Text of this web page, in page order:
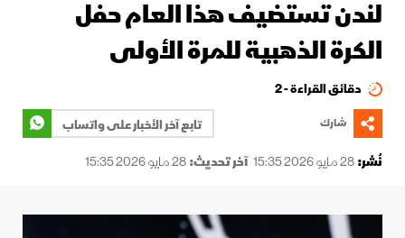
لندن تستضيف هذا العام حفل
الكرة الذهبية للمرة الأولى
دقائق القراءة - 2
شارك
تابع آخر الأخبار على واتساب
نُشر:28 مايو 2026 15:35 آخر تحديث:28 مايو 2026 15:35